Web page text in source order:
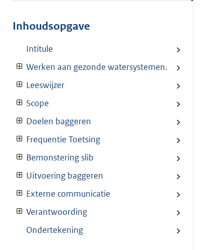
Inhoudsopgave
Intitule
Werken aan gezonde watersystemen.
Leeswijzer
Scope
Doelen baggeren
Frequentie Toetsing
Bemonstering slib
Uitvoering baggeren
Externe communicatie
Verantwoording
Ondertekening